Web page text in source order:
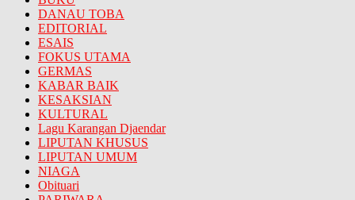
DANAU TOBA
EDITORIAL
ESAIS
FOKUS UTAMA
GERMAS
KABAR BAIK
KESAKSIAN
KULTURAL
Lagu Karangan Djaendar
LIPUTAN KHUSUS
LIPUTAN UMUM
NIAGA
Obituari